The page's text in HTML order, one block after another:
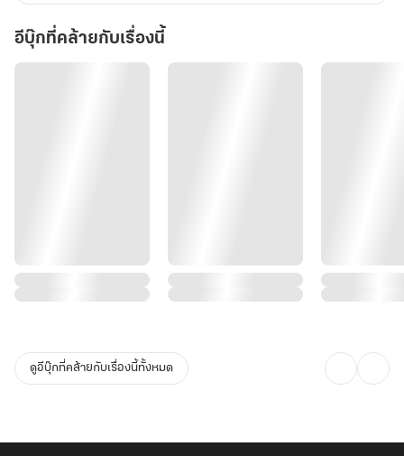
อีบุ๊กที่คล้ายกับเรื่องนี้
ดูอีบุ๊กที่คล้ายกับเรื่องนี้ทั้งหมด